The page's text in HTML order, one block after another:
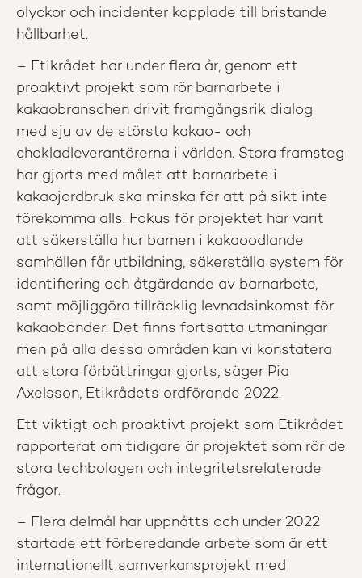
olyckor och incidenter kopplade till bristande
hållbarhet.
– Etikrådet har under flera år, genom ett
proaktivt projekt som rör barnarbete i
kakaobranschen drivit framgångsrik dialog
med sju av de största kakao- och
chokladleverantörerna i världen. Stora framsteg
har gjorts med målet att barnarbete i
kakaojordbruk ska minska för att på sikt inte
förekomma alls. Fokus för projektet har varit
att säkerställa hur barnen i kakaoodlande
samhällen får utbildning, säkerställa system för
identifiering och åtgärdande av barnarbete,
samt möjliggöra tillräcklig levnadsinkomst för
kakaobönder. Det finns fortsatta utmaningar
men på alla dessa områden kan vi konstatera
att stora förbättringar gjorts, säger Pia
Axelsson, Etikrådets ordförande 2022.
Ett viktigt och proaktivt projekt som Etikrådet
rapporterat om tidigare är projektet som rör de
stora techbolagen och integritetsrelaterade
frågor.
– Flera delmål har uppnåtts och under 2022
startade ett förberedande arbete som är ett
internationellt samverkansprojekt med